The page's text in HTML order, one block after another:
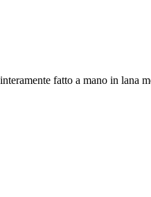
fatto a mano in lana